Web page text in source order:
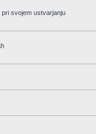
pri svojem ustvarjanju